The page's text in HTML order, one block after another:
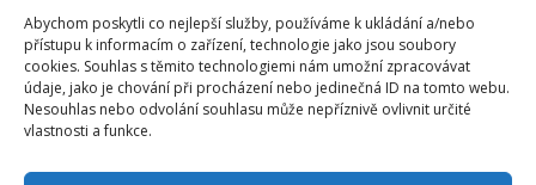
Abychom poskytli co nejlepší služby, používáme k ukládání a/nebo
přístupu k informacím o zařízení, technologie jako jsou soubory
cookies. Souhlas s těmito technologiemi nám umožní zpracovávat
údaje, jako je chování při procházení nebo jedinečná ID na tomto webu.
Nesouhlas nebo odvolání souhlasu může nepříznivě ovlivnit určité
vlastnosti a funkce.